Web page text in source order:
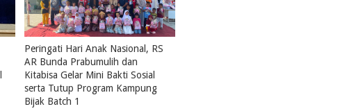
Peringati Hari Anak Nasional, RS
AR Bunda Prabumulih dan
Kitabisa Gelar Mini Bakti Sosial
serta Tutup Program Kampung
Bijak Batch 1